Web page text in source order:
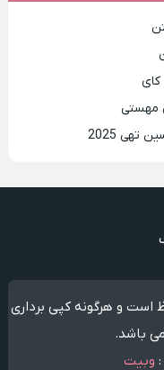
کای
مهستی
2025
است و هرگونه کپی برداری
باشد.
: وبیت